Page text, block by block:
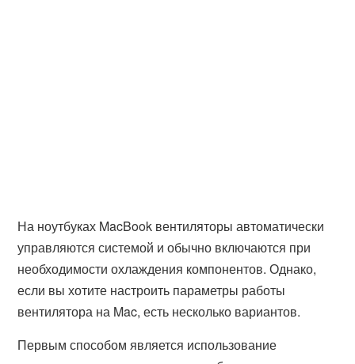
На ноутбуках MacBook вентиляторы автоматически
управляются системой и обычно включаются при
необходимости охлаждения компонентов. Однако,
если вы хотите настроить параметры работы
вентилятора на Mac, есть несколько вариантов.
Первым способом является использование